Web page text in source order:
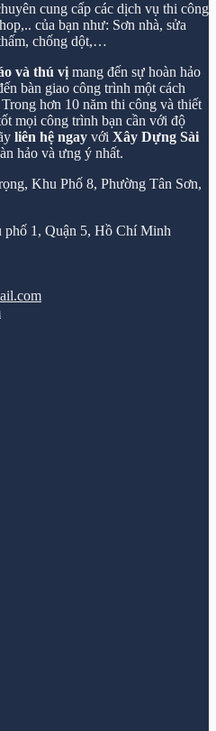
cung cấp các dịch vụ thi công
của bạn như: Sơn nhà, sửa
chống dột,…
và thú vị mang đến sự hoàn hảo
bàn giao công trình một cách
hơn 10 năm thi công và thiết
mọi công trình bạn cần với độ
liên hệ ngay với Xây Dựng Sài
hảo và ưng ý nhất.
Khu Phố 8, Phường Tân Sơn,
1, Quận 5, Hồ Chí Minh